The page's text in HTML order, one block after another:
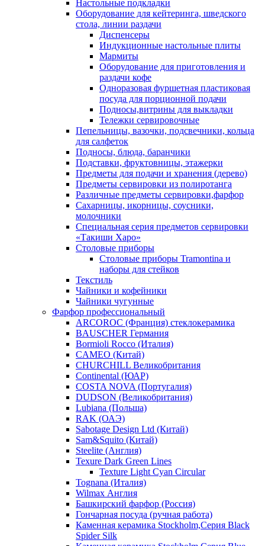
Настольные подкладки
Оборудование для кейтеринга, шведского
стола, линии раздачи
Диспенсеры
Индукционные настольные плиты
Мармиты
Оборудование для приготовления и
раздачи кофе
Одноразовая фуршетная пластиковая
посуда для порционной подачи
Подносы,витрины для выкладки
Тележки сервировочные
Пепельницы, вазочки, подсвечники, кольца
для салфеток
Подносы, блюда, баранчики
Подставки, фруктовницы, этажерки
Предметы для подачи и хранения (дерево)
Предметы сервировки из полиротанга
Различные предметы сервировки,фарфор
Сахарницы, икорницы, соусники,
молочники
Специальная серия предметов сервировки
«Такиши Харо»
Столовые приборы
Столовые приборы Trаmоntina и
наборы для стейков
Текстиль
Чайники и кофейники
Чайники чугунные
Фарфор профессиональный
ARCOROC (Франция) стеклокерамика
BAUSCHER Германия
Bormioli Rocco (Италия)
CAMEO (Китай)
CHURCHILL Великобритания
Continental (ЮАР)
COSTA NOVA (Португалия)
DUDSON (Великобритания)
Lubiana (Польша)
RAK (ОАЭ)
Sabotage Design Ltd (Китай)
Sam&Squito (Китай)
Steelite (Англия)
Texure Dark Green Lines
Texture Light Cyan Circular
Tognana (Италия)
Wilmax Англия
Башкирский фарфор (Россия)
Гончарная посуда (ручная работа)
Каменная керамика Stockholm,Серия Black
Spider Silk